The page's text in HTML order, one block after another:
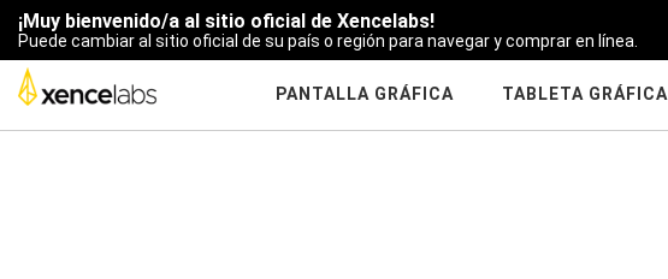
¡Muy bienvenido/a al sitio oficial de Xencelabs!
Puede cambiar al sitio oficial de su país o región para navegar y comprar en línea.
PANTALLA GRÁFICA TABLETA GRÁFICA